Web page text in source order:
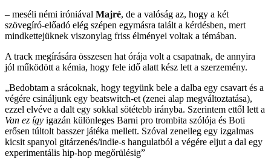
– meséli némi iróniával Majré, de a valóság az, hogy a két
szövegíró-előadó elég szépen egymásra talált a kérdésben, mert
mindkettejüknek viszonylag friss élményei voltak a témában.
A track megírására összesen hat órája volt a csapatnak, de annyira
jól működött a kémia, hogy fele idő alatt kész lett a szerzemény.
„Bedobtam a srácoknak, hogy tegyünk bele a dalba egy csavart és a
végére csináljunk egy beatswitch-et (zenei alap megváltoztatása),
ezzel elvéve a dalt egy sokkal sötétebb irányba. Szerintem ettől lett a
Van ez így igazán különleges Barni pro trombita szólója és Boti
erősen túltolt basszer játéka mellett. Szóval zeneileg egy izgalmas
kicsit spanyol gitárzenés/indie-s hangulatból a végére eljut a dal egy
experimentális hip-hop megőrülésig”